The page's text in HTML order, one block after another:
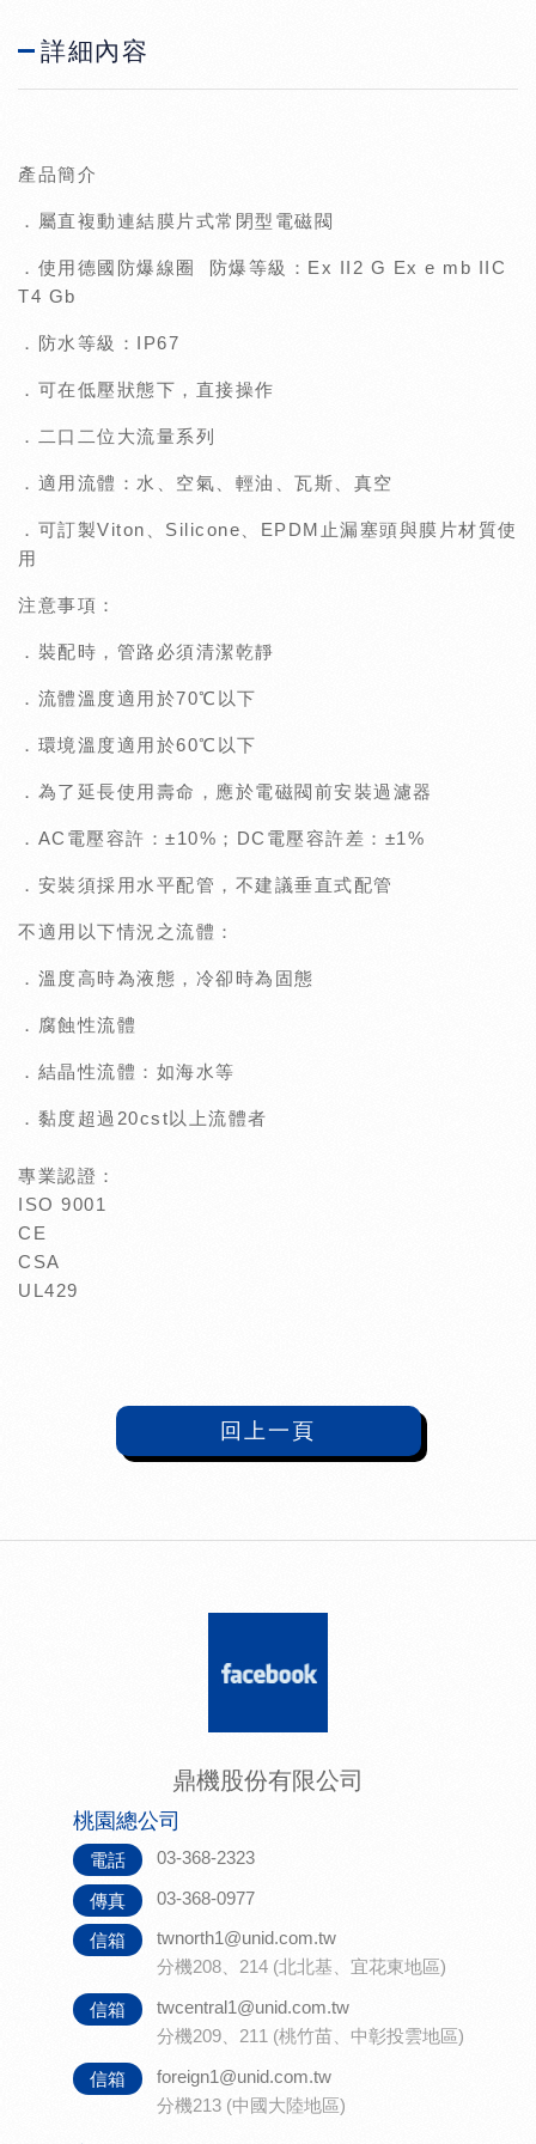
詳細內容
產品簡介
．屬直複動連結膜片式常閉型電磁閥
．使用德國防爆線圈 防爆等級：Ex II2 G Ex e mb IIC
T4 Gb
．防水等級：IP67
．可在低壓狀態下，直接操作
．二口二位大流量系列
．適用流體：水、空氣、輕油、瓦斯、真空
．可訂製Viton、Silicone、EPDM止漏塞頭與膜片材質使
用
注意事項：
．裝配時，管路必須清潔乾靜
．流體溫度適用於70℃以下
．環境溫度適用於60℃以下
．為了延長使用壽命，應於電磁閥前安裝過濾器
．AC電壓容許：±10%；DC電壓容許差：±1%
．安裝須採用水平配管，不建議垂直式配管
不適用以下情況之流體：
．溫度高時為液態，冷卻時為固態
．腐蝕性流體
．結晶性流體：如海水等
．黏度超過20cst以上流體者
專業認證：
ISO 9001
CE
CSA
UL429
回上一頁
鼎機股份有限公司
桃園總公司
電話 03-368-2323
傳真 03-368-0977
信箱
twnorth1@unid.com.tw
分機208、214 (北北基、宜花東地區)
信箱
twcentral1@unid.com.tw
分機209、211 (桃竹苗、中彰投雲地區)
信箱
foreign1@unid.com.tw
分機213 (中國大陸地區)